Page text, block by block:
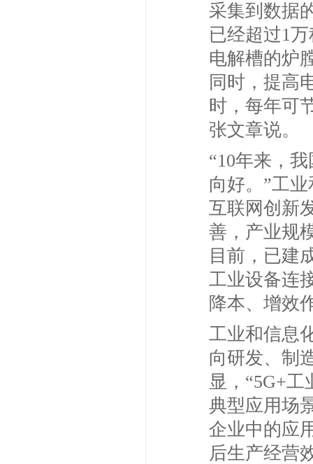
采集到数据
已经超过1
电解槽的炉
同时，提高
时，每年可
张文章说。
“10年来，
向好。”工
互联网创新
善，产业规
目前，已建
工业设备连
降本、增效
工业和信息
向研发、制
显，“5G+
典型应用场
企业中的应
后生产经营